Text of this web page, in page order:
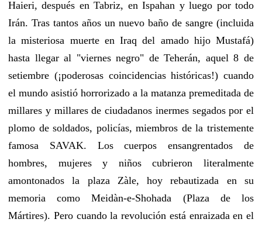
Haieri, después en Tabriz, en Ispahan y luego por todo
Irán. Tras tantos años un nuevo baño de sangre (incluida
la misteriosa muerte en Iraq del amado hijo Mustafá)
hasta llegar al "viernes negro" de Teherán, aquel 8 de
setiembre (¡poderosas coincidencias históricas!) cuando
el mundo asistió horrorizado a la matanza premeditada de
millares y millares de ciudadanos inermes segados por el
plomo de soldados, policías, miembros de la tristemente
famosa SAVAK. Los cuerpos ensangrentados de
hombres, mujeres y niños cubrieron literalmente
amontonados la plaza Zàle, hoy rebautizada en su
memoria como Meidàn-e-Shohada (Plaza de los
Mártires). Pero cuando la revolución está enraizada en el